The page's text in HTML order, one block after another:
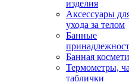
изделия
Аксеcсуары
ухода за телом
Банные
Банная
Термометры,
таблички